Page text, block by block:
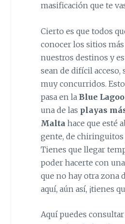
masificación que te
Cierto es que todos
conocer los sitios
nuestros destinos y
sean de difícil acceso,
muy concurridos.
pasa en la Blue
una de las playas
Malta hace que esté
gente, de chiringuitos
Tienes que llegar
poder hacerte con
que no hay otra zona
aquí, aún así, ¡tienes
Aquí puedes